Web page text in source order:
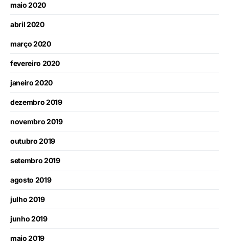
maio 2020
abril 2020
março 2020
fevereiro 2020
janeiro 2020
dezembro 2019
novembro 2019
outubro 2019
setembro 2019
agosto 2019
julho 2019
junho 2019
maio 2019